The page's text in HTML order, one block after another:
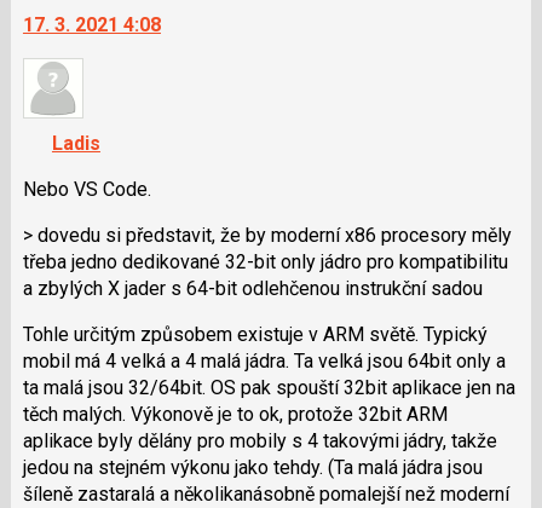
pro
následující
a
P
pro
nový
další
nový
názor.
navigaci
lze
použít
klávesy
N
pro
a
P
pro
předchozí
nový
názor
17. 3. 2021 4:08
Ladis
Nebo VS Code.
> dovedu si představit, že by moderní x86 procesory měly
třeba jedno dedikované 32-bit only jádro pro kompatibilitu
a zbylých X jader s 64-bit odlehčenou instrukční sadou
Tohle určitým způsobem existuje v ARM světě. Typický
mobil má 4 velká a 4 malá jádra. Ta velká jsou 64bit only a
ta malá jsou 32/64bit. OS pak spouští 32bit aplikace jen na
těch malých. Výkonově je to ok, protože 32bit ARM
aplikace byly dělány pro mobily s 4 takovými jádry, takže
jedou na stejném výkonu jako tehdy. (Ta malá jádra jsou
šíleně zastaralá a několikanásobně pomalejší než moderní